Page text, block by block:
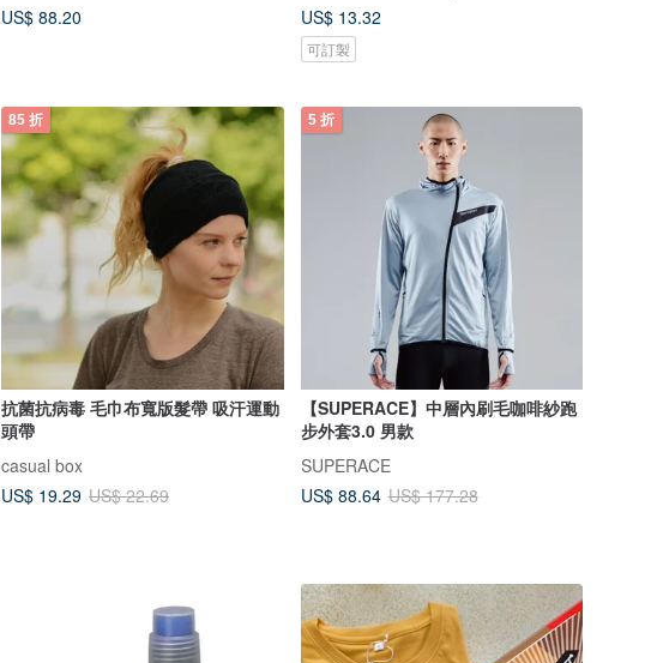
US$ 88.20
US$ 13.32
可訂製
85 折
抗菌抗病毒 毛巾布寬版髮帶 吸汗運動
頭帶
casual box
US$ 19.29 US$ 22.69
5 折
【SUPERACE】中層內刷毛咖啡紗跑
步外套3.0 男款
SUPERACE
US$ 88.64 US$ 177.28